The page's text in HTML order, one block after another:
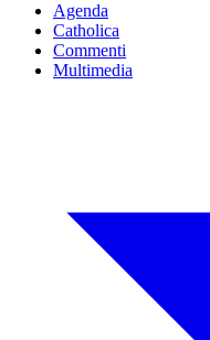
Agenda
Catholica
Commenti
Multimedia